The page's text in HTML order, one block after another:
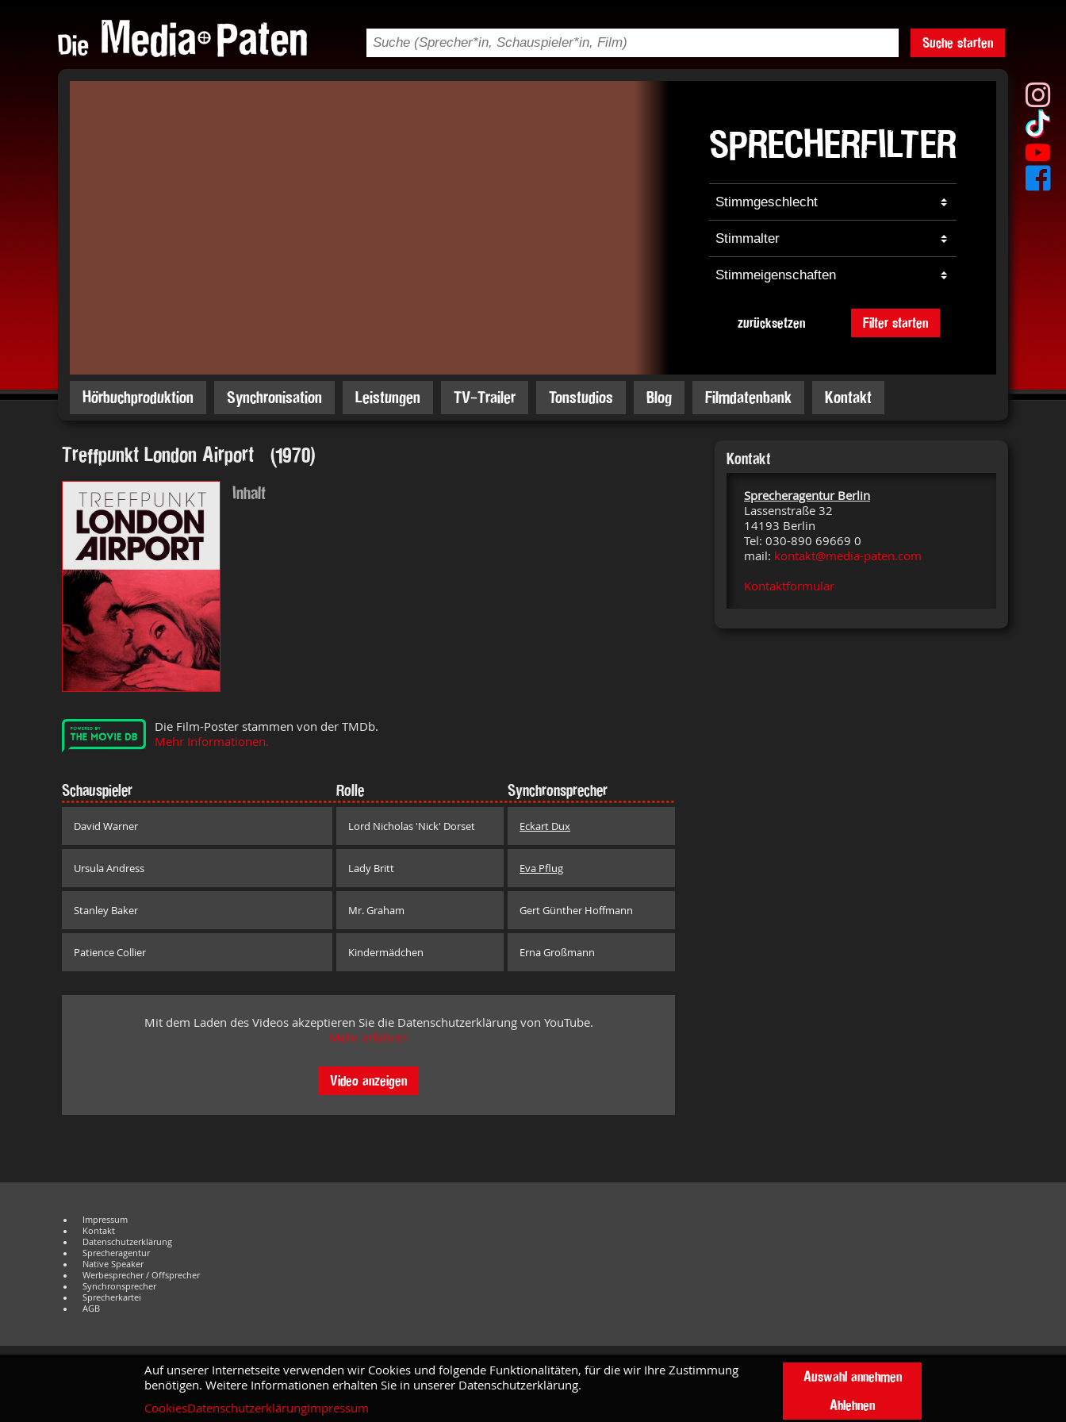
Suche starten
SPRECHERFILTER
zurücksetzen Filter starten
Hörbuchproduktion Synchronisation Leistungen TV-Trailer Tonstudios Blog Filmdatenbank Kontakt
Treffpunkt London Airport (1970)
Inhalt
Die Film-Poster stammen von der TMDb.
Mehr Informationen.
Schauspieler Rolle Synchronsprecher
David Warner Lord Nicholas 'Nick' Dorset Eckart Dux
Ursula Andress Lady Britt Eva Pflug
Stanley Baker Mr. Graham Gert Günther Hoffmann
Patience Collier Kindermädchen Erna Großmann
Mit dem Laden des Videos akzeptieren Sie die Datenschutzerklärung von YouTube.
Mehr erfahren
Video anzeigen
Kontakt
Sprecheragentur Berlin
Lassenstraße 32
14193 Berlin
Tel: 030-890 69669 0
mail: kontakt@media-paten.com
Kontaktformular
Impressum
Kontakt
Datenschutzerklärung
Sprecheragentur
Native Speaker
Werbesprecher / Offsprecher
Synchronsprecher
Sprecherkartei
AGB
Auf unserer Internetseite verwenden wir Cookies und folgende Funktionalitäten, für die wir Ihre Zustimmung
benötigen. Weitere Informationen erhalten Sie in unserer Datenschutzerklärung.
CookiesDatenschutzerklärungImpressum
Auswahl annehmen
Ablehnen